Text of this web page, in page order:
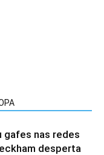
gafes nas redes
desperta